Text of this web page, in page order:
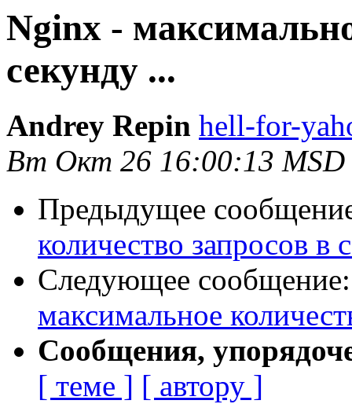
Nginx -
секунду ...
Andrey Repin hell-for-
Вт Окт 26 16:00:13 MSD
Предыдущее
количество запросов в
Следующее
максимальное
Сообщения,
[ теме ] [ автору ]